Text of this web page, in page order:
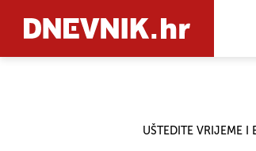
UŠTEDITE VRIJEME I